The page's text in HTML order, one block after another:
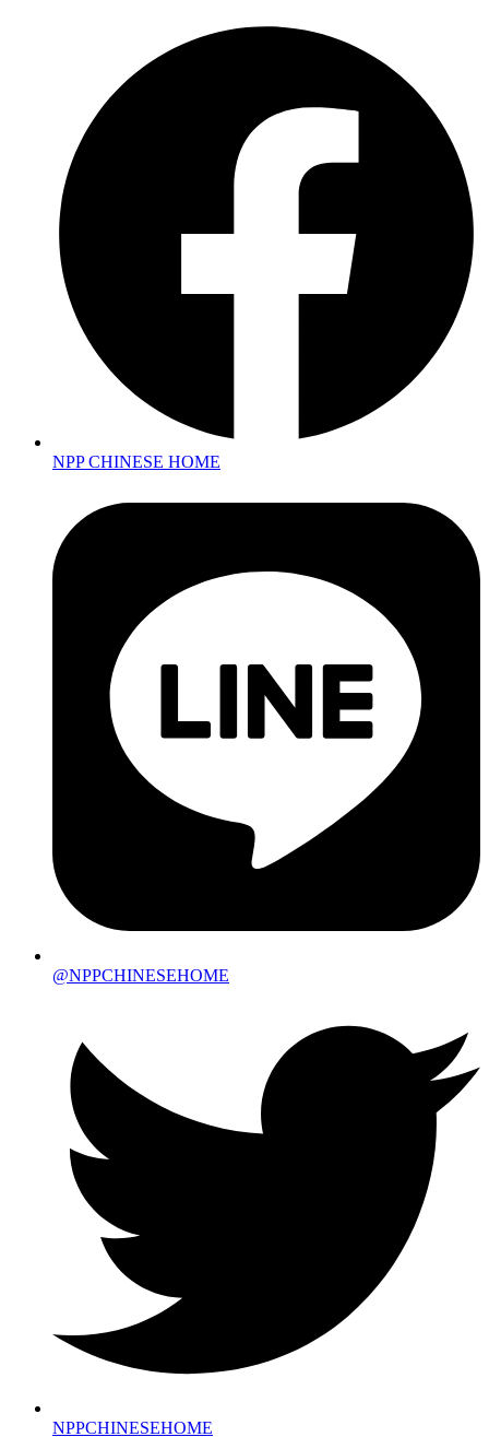
NPP CHINESE HOME
@NPPCHINESEHOME
NPPCHINESEHOME